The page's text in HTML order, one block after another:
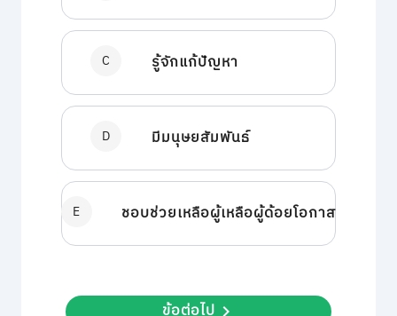
C รู้จักแก้ปัญหา
D มีมนุษยสัมพันธ์
E ชอบช่วยเหลือผู้เหลือผู้ด้อยโอกาส